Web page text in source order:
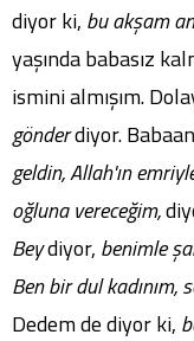
diyor ki, bu akşam
yaşında babasız
ismini almışım.
gönderdiyor.
geldin, Allah'ın
oğluna vereceğim,
Beydiyor, benimle
Ben bir dul kadınım,
Dedem de diyor ki,